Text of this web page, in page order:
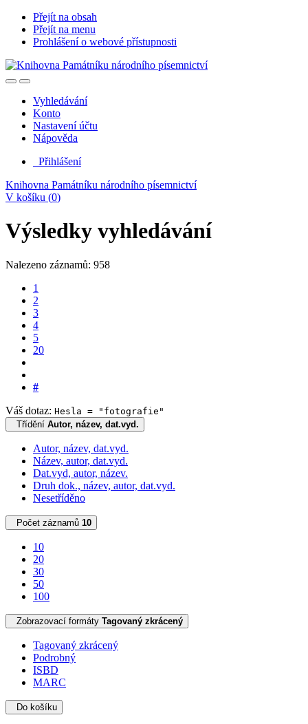
Přejít na obsah
Přejít na menu
Prohlášení o webové přístupnosti
Vyhledávání
Konto
Nastavení účtu
Nápověda
Přihlášení
Knihovna Památníku národního písemnictví
V košíku (0)
Výsledky vyhledávání
Nalezeno záznamů: 958
1
2
3
4
5
20
#
Váš dotaz: Hesla = "fotografie"
Třídění Autor, název, dat.vyd.
Autor, název, dat.vyd.
Název, autor, dat.vyd.
Dat.vyd, autor, název.
Druh dok., název, autor, dat.vyd.
Nesetříděno
Počet záznamů 10
10
20
30
50
100
Zobrazovací formáty Tagovaný zkrácený
Tagovaný zkrácený
Podrobný
ISBD
MARC
Do košíku